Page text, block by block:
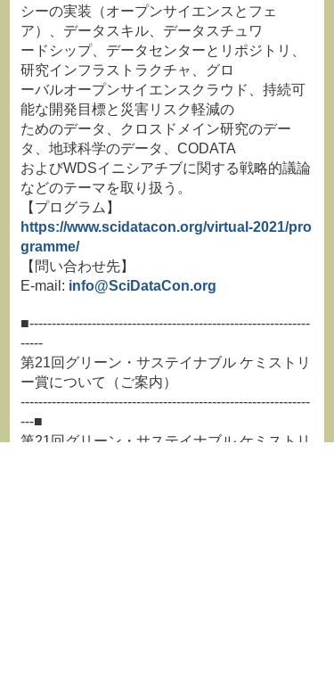
シーの実装（オープンサイエンスとフェ
ア）、データスキル、データスチュワ
ードシップ、データセンターとリポジトリ、
研究インフラストラクチャ、グロ
ーバルオープンサイエンスクラウド、持続可
能な開発目標と災害リスク軽減の
ためのデータ、クロスドメイン研究のデー
タ、地球科学のデータ、CODATA
およびWDSイニシアチブに関する戦略的議論
などのテーマを取り扱う。
【プログラム】
https://www.scidatacon.org/virtual-2021/pro
gramme/
【問い合わせ先】
E-mail: info@SciDataCon.org
■---------------------------------------------------------------
-----
第21回グリーン・サステイナブル ケミストリ
ー賞について（ご案内）
-----------------------------------------------------------------
---■
第21回グリーン・サステイナブル ケミストリ